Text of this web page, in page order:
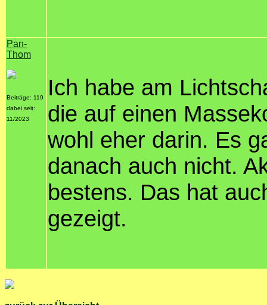
Pan-
Thom
Beiträge: 119
dabei seit:
11/2023
Ich habe am
die auf einen
wohl eher darin. Es
danach auch nicht.
bestens. Das hat
gezeigt.